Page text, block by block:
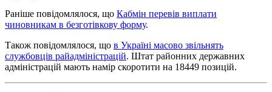
Раніше повідомлялося, що Кабмін перевів виплати
чиновникам в безготівкову форму.
Також повідомлялося, що в Україні масово звільнять
службовців райадміністрацій. Штат районних державних
адміністрацій мають намір скоротити на 18449 позицій.